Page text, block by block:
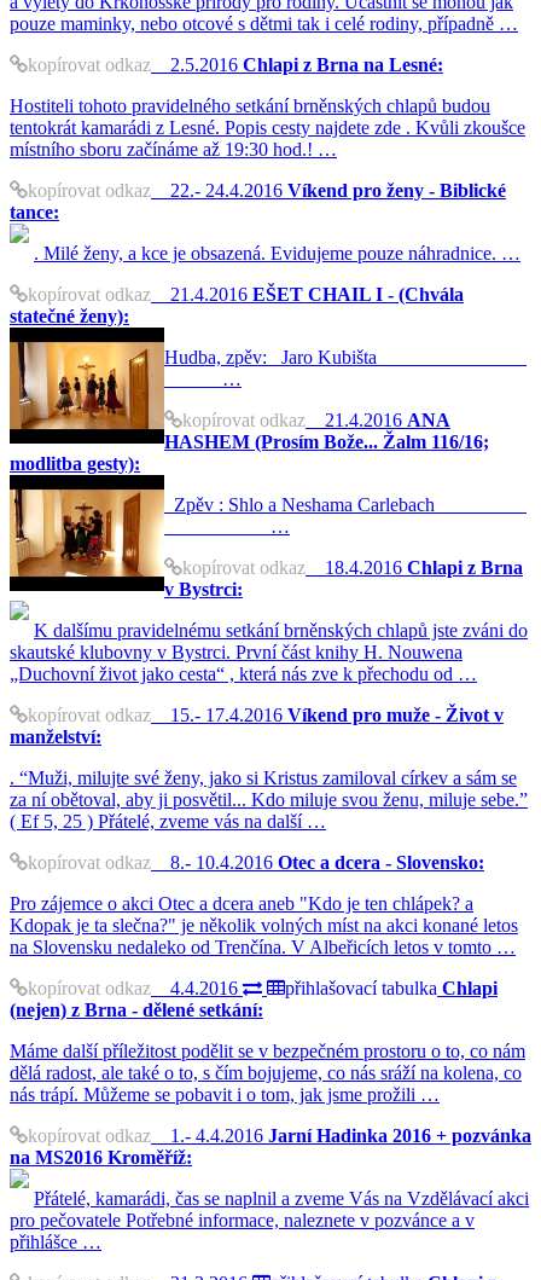
pouze maminky, nebo otcové s dětmi tak i celé rodiny, případně …
kopírovat odkaz 2.5.2016 Chlapi z Brna na Lesné:
Hostiteli tohoto pravidelného setkání brněnských chlapů budou
tentokrát kamarádi z Lesné. Popis cesty najdete zde . Kvůli zkoušce
místního sboru začínáme až 19:30 hod.! …
kopírovat odkaz 22.- 24.4.2016 Víkend pro ženy - Biblické
tance:
. Milé ženy, a kce je obsazená. Evidujeme pouze náhradnice. …
kopírovat odkaz 21.4.2016 EŠET CHAIL I - (Chvála
statečné ženy):
Hudba, zpěv: Jaro Kubišta
…
kopírovat odkaz 21.4.2016 ANA
HASHEM (Prosím Bože... Žalm 116/16;
modlitba gesty):
Zpěv : Shlo a Neshama Carlebach
…
kopírovat odkaz 18.4.2016 Chlapi z Brna
v Bystrci:
K dalšímu pravidelnému setkání brněnských chlapů jste zváni do
skautské klubovny v Bystrci. První část knihy H. Nouwena
„Duchovní život jako cesta“ , která nás zve k přechodu od …
kopírovat odkaz 15.- 17.4.2016 Víkend pro muže - Život v
manželství:
. “Muži, milujte své ženy, jako si Kristus zamiloval církev a sám se
za ní obětoval, aby ji posvětil... Kdo miluje svou ženu, miluje sebe.”
( Ef 5, 25 ) Přátelé, zveme vás na další …
kopírovat odkaz 8.- 10.4.2016 Otec a dcera - Slovensko:
Pro zájemce o akci Otec a dcera aneb "Kdo je ten chlápek? a
Kdopak je ta slečna?" je několik volných míst na akci konané letos
na Slovensku nedaleko od Trenčína. V Albeřicích letos v tomto …
kopírovat odkaz 4.4.2016 přihlašovací tabulka Chlapi
(nejen) z Brna - dělené setkání:
Máme další příležitost podělit se v bezpečném prostoru o to, co nám
dělá radost, ale také o to, s čím bojujeme, co nás sráží na kolena, co
nás trápí. Můžeme se pobavit i o tom, jak jsme prožili …
kopírovat odkaz 1.- 4.4.2016 Jarní Hadinka 2016 + pozvánka
na MS2016 Kroměříž:
Přátelé, kamarádi, čas se naplnil a zveme Vás na Vzdělávací akci
pro pečovatele Potřebné informace, naleznete v pozvánce a v
přihlášce …